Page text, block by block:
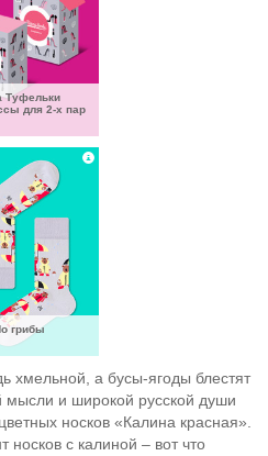
Туфельки
для 2-х пар
грибы
хмельной, а бусы-ягоды блестят
мысли и широкой русской души
носков «Калина красная».
с калиной – вот что